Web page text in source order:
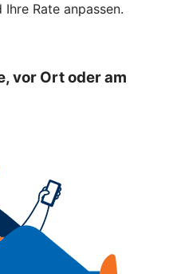
Rate anpassen.
vor Ort oder am